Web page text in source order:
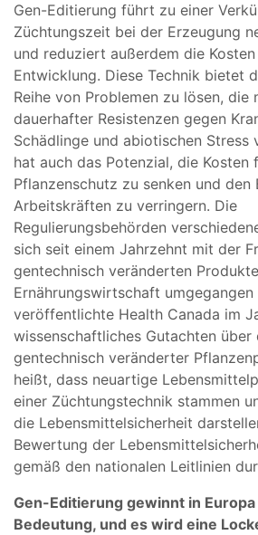
Gen-Editierung führt zu einer
Züchtungszeit bei der Erzeugung
und reduziert außerdem die
Entwicklung. Diese Technik bietet
Reihe von Problemen zu lösen,
dauerhafter Resistenzen gegen
Schädlinge und abiotischen Stress
hat auch das Potenzial, die Kosten
Pflanzenschutz zu senken und den
Arbeitskräften zu verringern. Die
Regulierungsbehörden
sich seit einem Jahrzehnt mit der
gentechnisch veränderten
Ernährungswirtschaft
veröffentlichte Health Canada im
wissenschaftliches Gutachten über
gentechnisch veränderter
heißt, dass neuartige
einer Züchtungstechnik stammen
die Lebensmittelsicherheit
Bewertung der
gemäß den nationalen Leitlinien
Gen-Editierung gewinnt in
Bedeutung, und es wird eine